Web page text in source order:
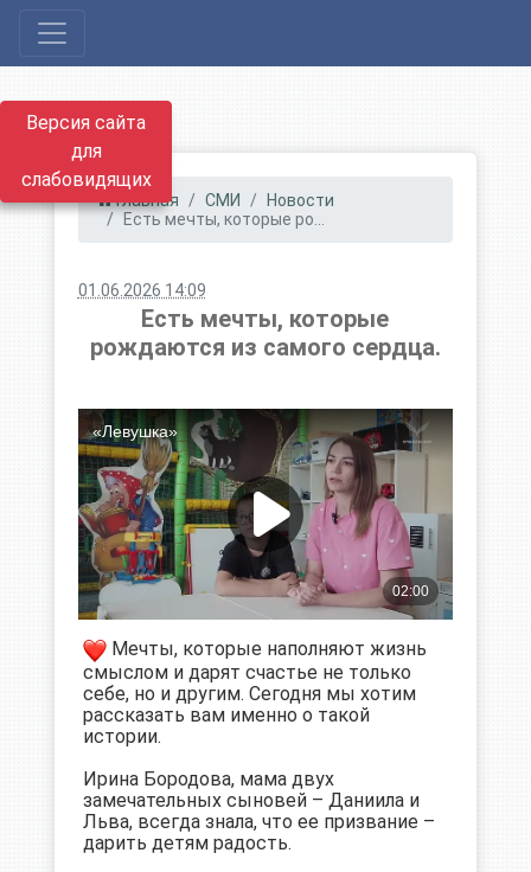
Версия сайта
для
слабовидящих
Главная СМИ
Новости
Есть мечты, которые ро...
01.06.2026 14:09
Есть мечты, которые
рождаются из самого сердца.
Мечты, которые наполняют жизнь
смыслом и дарят счастье не только
себе, но и другим. Сегодня мы хотим
рассказать вам именно о такой
истории.
Ирина Бородова, мама двух
замечательных сыновей – Даниила и
Льва, всегда знала, что ее призвание –
дарить детям радость.